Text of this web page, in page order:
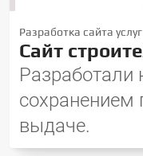
Разработка сайта услуг
Разработали
сохранением
выдаче.